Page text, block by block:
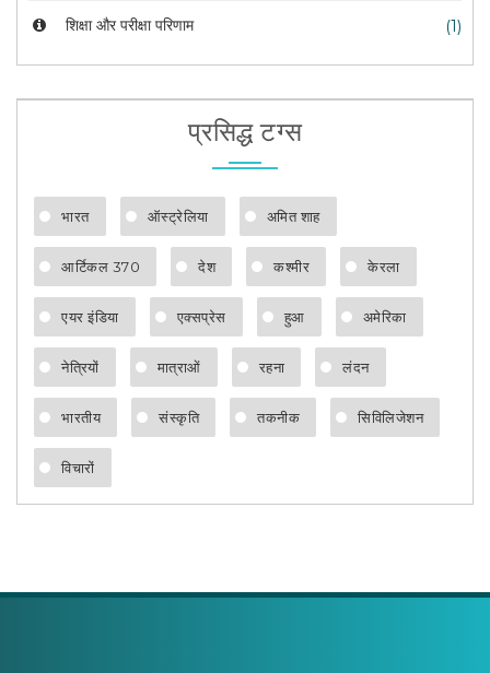
शिक्षा और परीक्षा परिणाम (1)
प्रसिद्ध टग्स
भारत ऑस्ट्रेलिया अमित शाह
आर्टिकल 370 देश कश्मीर केरला
एयर इंडिया एक्सप्रेस हुआ अमेरिका
नेत्रियों मात्राओं रहना लंदन
भारतीय संस्कृति तकनीक सिविलिजेशन
विचारों